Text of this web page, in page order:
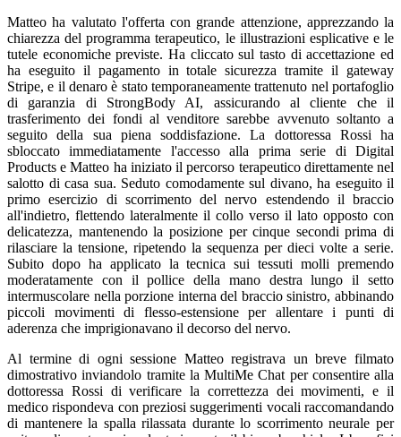
Matteo ha valutato l'offerta con grande attenzione, apprezzando la
chiarezza del programma terapeutico, le illustrazioni esplicative e le
tutele economiche previste. Ha cliccato sul tasto di accettazione ed
ha eseguito il pagamento in totale sicurezza tramite il gateway
Stripe, e il denaro è stato temporaneamente trattenuto nel portafoglio
di garanzia di StrongBody AI, assicurando al cliente che il
trasferimento dei fondi al venditore sarebbe avvenuto soltanto a
seguito della sua piena soddisfazione. La dottoressa Rossi ha
sbloccato immediatamente l'accesso alla prima serie di Digital
Products e Matteo ha iniziato il percorso terapeutico direttamente nel
salotto di casa sua. Seduto comodamente sul divano, ha eseguito il
primo esercizio di scorrimento del nervo estendendo il braccio
all'indietro, flettendo lateralmente il collo verso il lato opposto con
delicatezza, mantenendo la posizione per cinque secondi prima di
rilasciare la tensione, ripetendo la sequenza per dieci volte a serie.
Subito dopo ha applicato la tecnica sui tessuti molli premendo
moderatamente con il pollice della mano destra lungo il setto
intermuscolare nella porzione interna del braccio sinistro, abbinando
piccoli movimenti di flesso-estensione per allentare i punti di
aderenza che imprigionavano il decorso del nervo.
Al termine di ogni sessione Matteo registrava un breve filmato
dimostrativo inviandolo tramite la MultiMe Chat per consentire alla
dottoressa Rossi di verificare la correttezza dei movimenti, e il
medico rispondeva con preziosi suggerimenti vocali raccomandando
di mantenere la spalla rilassata durante lo scorrimento neurale per